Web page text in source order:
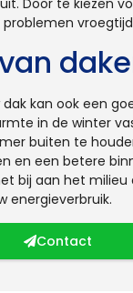
kan ook een
in de winter
buiten te
en een betere
bij aan het milieu
energieverbruik.
Contact